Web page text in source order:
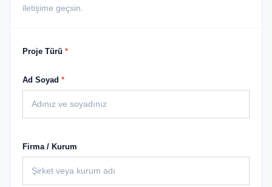
iletişime geçsin.
Proje Türü *
Ad Soyad *
Firma / Kurum